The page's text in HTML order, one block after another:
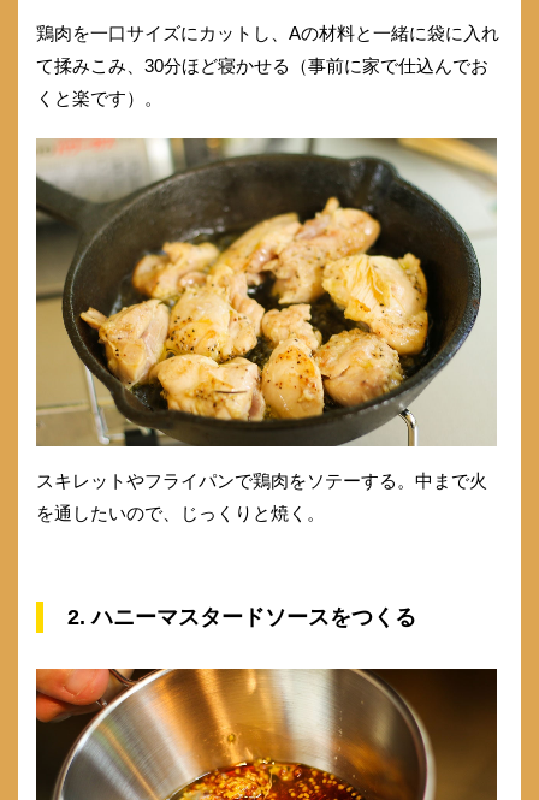
鶏肉を一口サイズにカットし、Aの材料と一緒に袋に入れ
て揉みこみ、30分ほど寝かせる（事前に家で仕込んでお
くと楽です）。
スキレットやフライパンで鶏肉をソテーする。中まで火
を通したいので、じっくりと焼く。
2. ハニーマスタードソースをつくる